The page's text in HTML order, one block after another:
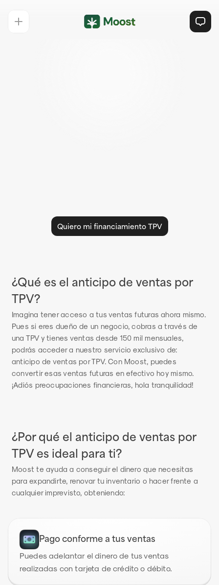
Quiero mi financiamiento TPV
¿Qué es el anticipo de ventas por
TPV?
Imagina tener acceso a tus ventas futuras ahora mismo.
Pues si eres dueño de un negocio, cobras a través de
una TPV y tienes ventas desde 150 mil mensuales,
podrás acceder a nuestro servicio exclusivo de:
anticipo de ventas por TPV. Con Moost, puedes
convertir esas ventas futuras en efectivo hoy mismo.
¡Adiós preocupaciones financieras, hola tranquilidad!
¿Por qué el anticipo de ventas por
TPV es ideal para ti?
Moost te ayuda a conseguir el dinero que necesitas
para expandirte, renovar tu inventario o hacer frente a
cualquier imprevisto, obteniendo:
Pago conforme a tus ventas
Puedes adelantar el dinero de tus ventas
realizadas con tarjeta de crédito o débito.